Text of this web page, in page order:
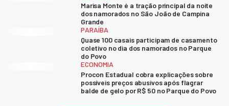
Marisa Monte é a tração principal da noite
dos namorados no São João de Campina
Grande
PARAÍBA
Quase 100 casais participam de casamento
coletivo no dia dos namorados no Parque
do Povo
ECONOMIA
Procon Estadual cobra explicações sobre
possíveis preços abusivos após flagrar
balde de gelo por R$ 50 no Parque do Povo